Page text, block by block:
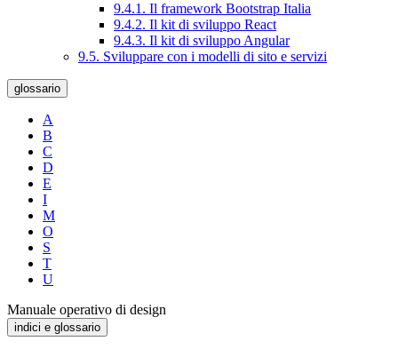
9.4.1. Il framework Bootstrap Italia
9.4.2. Il kit di sviluppo React
9.4.3. Il kit di sviluppo Angular
9.5. Sviluppare con i modelli di sito e servizi
glossario
A
B
C
D
E
I
M
O
S
T
U
Manuale operativo di design
indici e glossario